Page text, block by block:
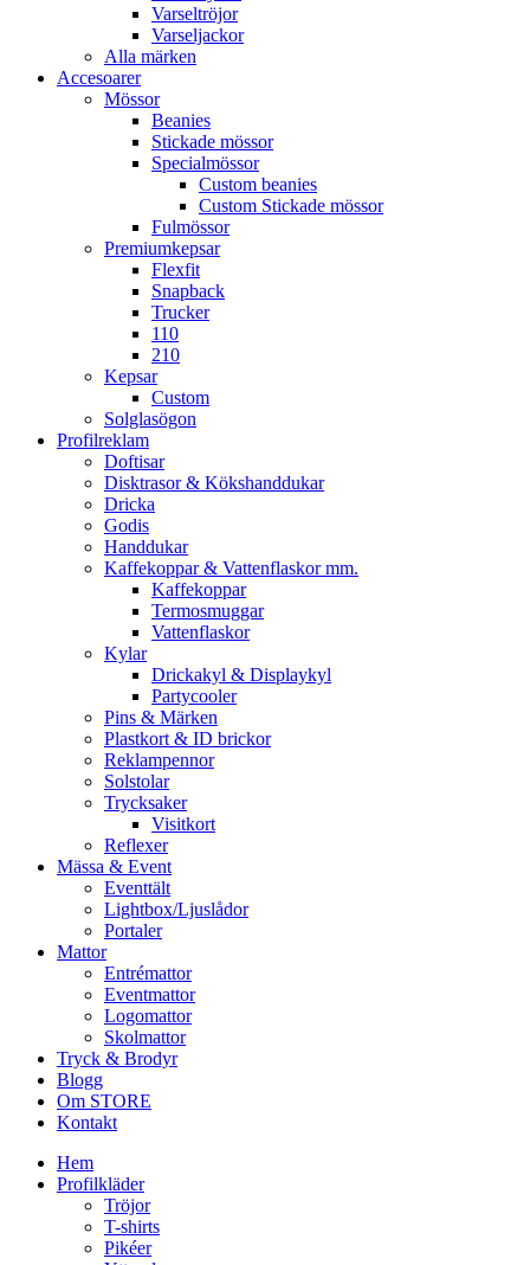
Varseltröjor
Varseljackor
Alla märken
Accesoarer
Mössor
Beanies
Stickade mössor
Specialmössor
Custom beanies
Custom Stickade mössor
Fulmössor
Premiumkepsar
Flexfit
Snapback
Trucker
110
210
Kepsar
Custom
Solglasögon
Profilreklam
Doftisar
Disktrasor & Kökshanddukar
Dricka
Godis
Handdukar
Kaffekoppar & Vattenflaskor mm.
Kaffekoppar
Termosmuggar
Vattenflaskor
Kylar
Drickakyl & Displaykyl
Partycooler
Pins & Märken
Plastkort & ID brickor
Reklampennor
Solstolar
Trycksaker
Visitkort
Reflexer
Mässa & Event
Eventtält
Lightbox/Ljuslådor
Portaler
Mattor
Entrémattor
Eventmattor
Logomattor
Skolmattor
Tryck & Brodyr
Blogg
Om STORE
Kontakt
Hem
Profilkläder
Tröjor
T-shirts
Pikéer